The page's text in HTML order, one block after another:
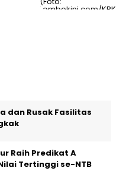
dan Rusak Fasilitas
Raih Predikat A
Tertinggi se-NTB